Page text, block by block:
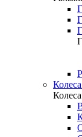
Колеса
Колеса